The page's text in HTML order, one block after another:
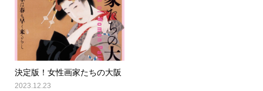
決定版！女性画家たちの大阪
2023.12.23